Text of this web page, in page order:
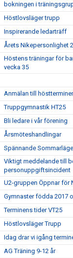
bokningen i
Höstlovsläger trupp
Inspirerande ledarträff
Årets Nikepersonlighet
Höstens träningar för
vecka 35
Anmälan till
Truppgymnastik HT25
Bli ledare i vår förening
Årsmöteshandlingar
Spännande
Viktigt meddelande till
personuppgiftsincident
U2-gruppen Öppnar för
Gymnaster födda 2017
Terminens tider VT25
Höstlovsläger Trupp
Idag drar vi igång
AG Träning 9-12 år